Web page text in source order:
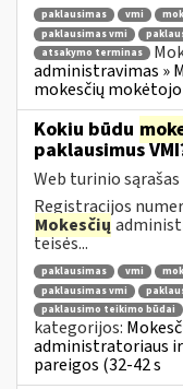
paklausimas vmi
paklausimas vmi
atsakymo terminas
administravimas »
mokesčių
Kokiu būdu
paklausimus
Web turinio sąrašas
Registracijos
Mokesčių
teisės...
paklausimas vmi
paklausimas vmi
paklausimo teikimo būdai
kategorijos:
administratoriaus
pareigos (32-42 s